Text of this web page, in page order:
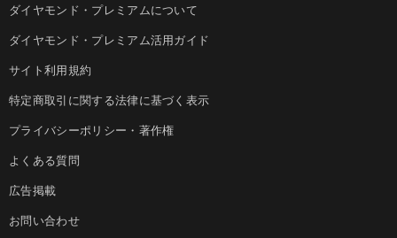
ダイヤモンド・プレミアムについて
ダイヤモンド・プレミアム活用ガイド
サイト利用規約
特定商取引に関する法律に基づく表示
プライバシーポリシー・著作権
よくある質問
広告掲載
お問い合わせ